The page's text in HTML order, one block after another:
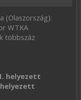
(Olaszország):
WTKA
többszáz
helyezett